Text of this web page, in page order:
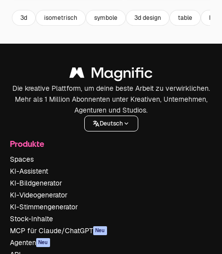
3d isometrisch symbole 3d design table
Die kreative Plattform, um deine beste Arbeit zu verwirklichen.
Mehr als 1 Million Abonnenten unter Kreativen, Unternehmen,
Agenturen und Studios.
Deutsch
Produkte
Spaces
KI-Assistent
KI-Bildgenerator
KI-Videogenerator
KI-Stimmengenerator
Stock-Inhalte
MCP für Claude/ChatGPT Neu
Agenten Neu